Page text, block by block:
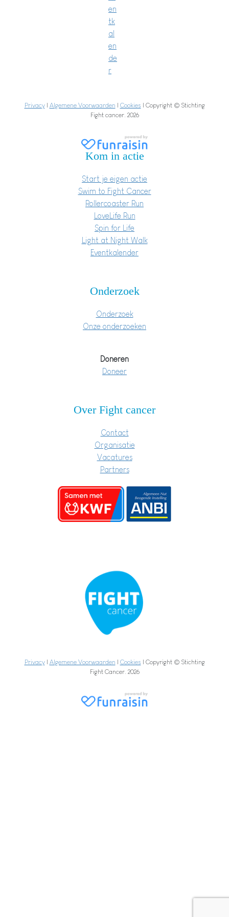
en
tk
al
en
de
r
Privacy| Algemene Voorwaarden | Cookies | Copyright © Stichting
Fight cancer. 2026
Kom in actie
Start je eigen actie
Swim to Fight Cancer
Rollercoaster Run
LoveLife Run
Spin for Life
Light at Night Walk
Eventkalender
Onderzoek
Onderzoek
Onze onderzoeken
Doneren
Doneer
Over Fight cancer
Contact
Organisatie
Vacatures
Partners
Privacy| Algemene Voorwaarden | Cookies | Copyright © Stichting
Fight Cancer. 2026